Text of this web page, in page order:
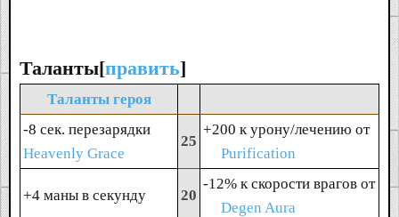
Таланты[править]
Таланты героя
-8 сек. перезарядки
Heavenly Grace
25
+200 к урону/лечению от
Purification
+4 маны в секунду 20
-12% к скорости врагов от
Degen Aura